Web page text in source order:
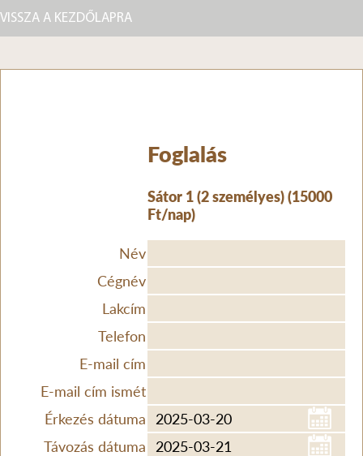
VISSZA A KEZDŐLAPRA
Foglalás
Sátor 1 (2 személyes) (15000
Ft/nap)
Név
Cégnév
Lakcím
Telefon
E-mail cím
E-mail cím ismét
Érkezés dátuma
Távozás dátuma